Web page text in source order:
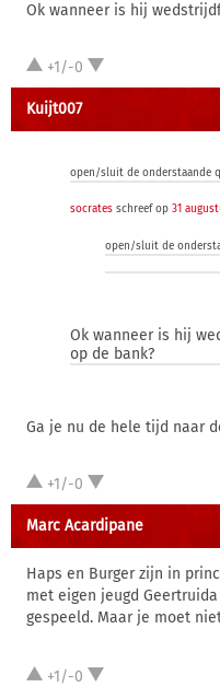
Ok wanneer is hij
+1/-0
Kuijt007
open/sluit de onderstaande
socrates schreef op 31
open/sluit de
Ok wanneer is hij
op de bank?
Ga je nu de hele tijd naar
+1/-0
Marc Acardipane
Haps en Burger zijn in
met eigen jeugd
gespeeld. Maar je moet
+1/-0